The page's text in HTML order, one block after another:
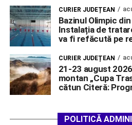
CURIER JUDEȚEAN
Bazinul Olimpic
Instalația de
va fi refăcută pe
CURIER JUDEȚEAN
21-23 august
montan „Cupa
cătun Citeră:
POLITICĂ